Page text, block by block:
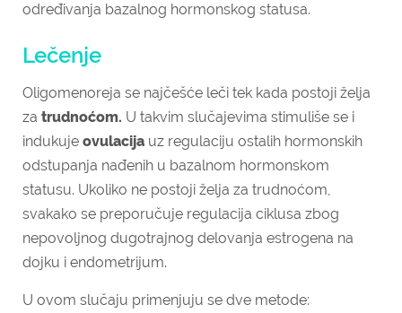
određivanja bazalnog hormonskog statusa.
Lečenje
Oligomenoreja se najčešće leči tek kada postoji želja
za trudnoćom. U takvim slučajevima stimuliše se i
indukuje ovulacija uz regulaciju ostalih hormonskih
odstupanja nađenih u bazalnom hormonskom
statusu. Ukoliko ne postoji želja za trudnoćom,
svakako se preporučuje regulacija ciklusa zbog
nepovoljnog dugotrajnog delovanja estrogena na
dojku i endometrijum.
U ovom slučaju primenjuju se dve metode: